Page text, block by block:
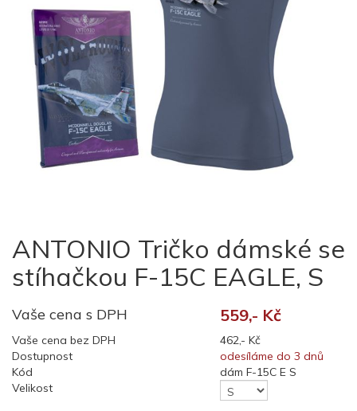
ANTONIO Tričko dámské se
stíhačkou F-15C EAGLE, S
Vaše cena s DPH 559,- Kč
Vaše cena bez DPH
462,- Kč
Dostupnost
odesíláme do 3 dnů
Kód
dám F-15C E S
Velikost